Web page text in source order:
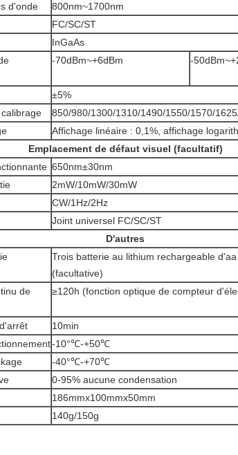
d'onde
800nm~1700nm
FC/SC/ST
InGaAs
-70dBm~+6dBm -
±5%
850/980/1300/1310/1490/1550/1570/
Affichage linéaire : 0,1%, affichage
Emplacement de défaut visuel (facultatif)
650nm±30nm
2mW/10mW/30mW
CW/1Hz/2Hz
Joint universel FC/SC/ST
D'autres
Trois batterie au lithium rechargeable
(facultative)
de
≥120h (fonction optique de compteur
10min
-10°℃-+50℃
-40°℃-+70℃
0-95% aucune condensation
186mmx100mmx50mm
140g/150g